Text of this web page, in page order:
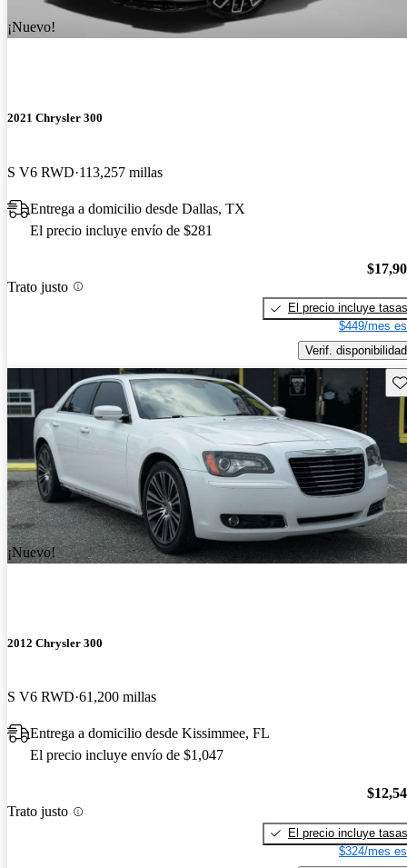
¡Nuevo!
2021 Chrysler 300
S V6 RWD 113,257 millas
Entrega a domicilio desde Dallas, TX
El precio incluye envío de $281
Trato justo
El precio incluye tasas
$449/mes
Verif. disponibilidad
¡Nuevo!
2012 Chrysler 300
S V6 RWD 61,200 millas
Entrega a domicilio desde Kissimmee, FL
El precio incluye envío de $1,047
Trato justo
El precio incluye tasas
$324/mes